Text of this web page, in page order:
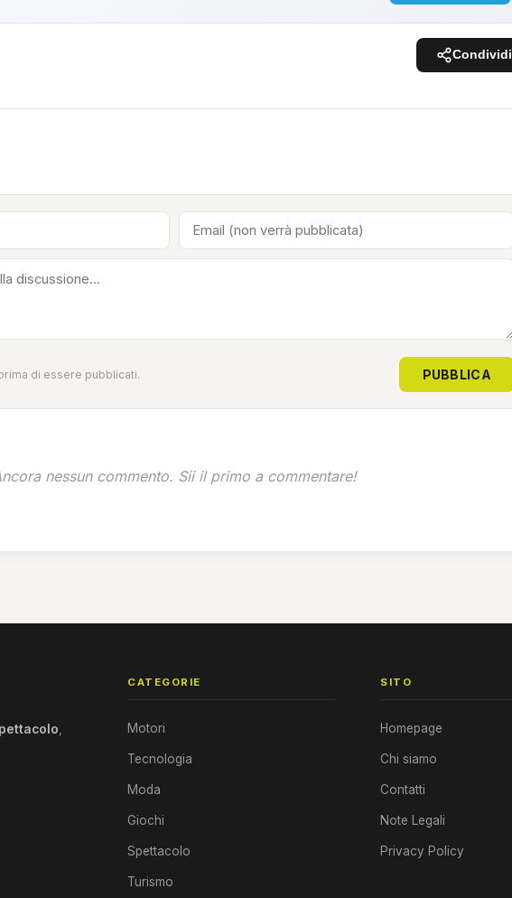
Condividi
di essere pubblicati. PUBBLICA
nessun commento. Sii il primo a commentare!
CATEGORIE
Motori
Tecnologia
Moda
Giochi
Spettacolo
Turismo
SITO
Homepage
Chi siamo
Contatti
Note Legali
Privacy Policy